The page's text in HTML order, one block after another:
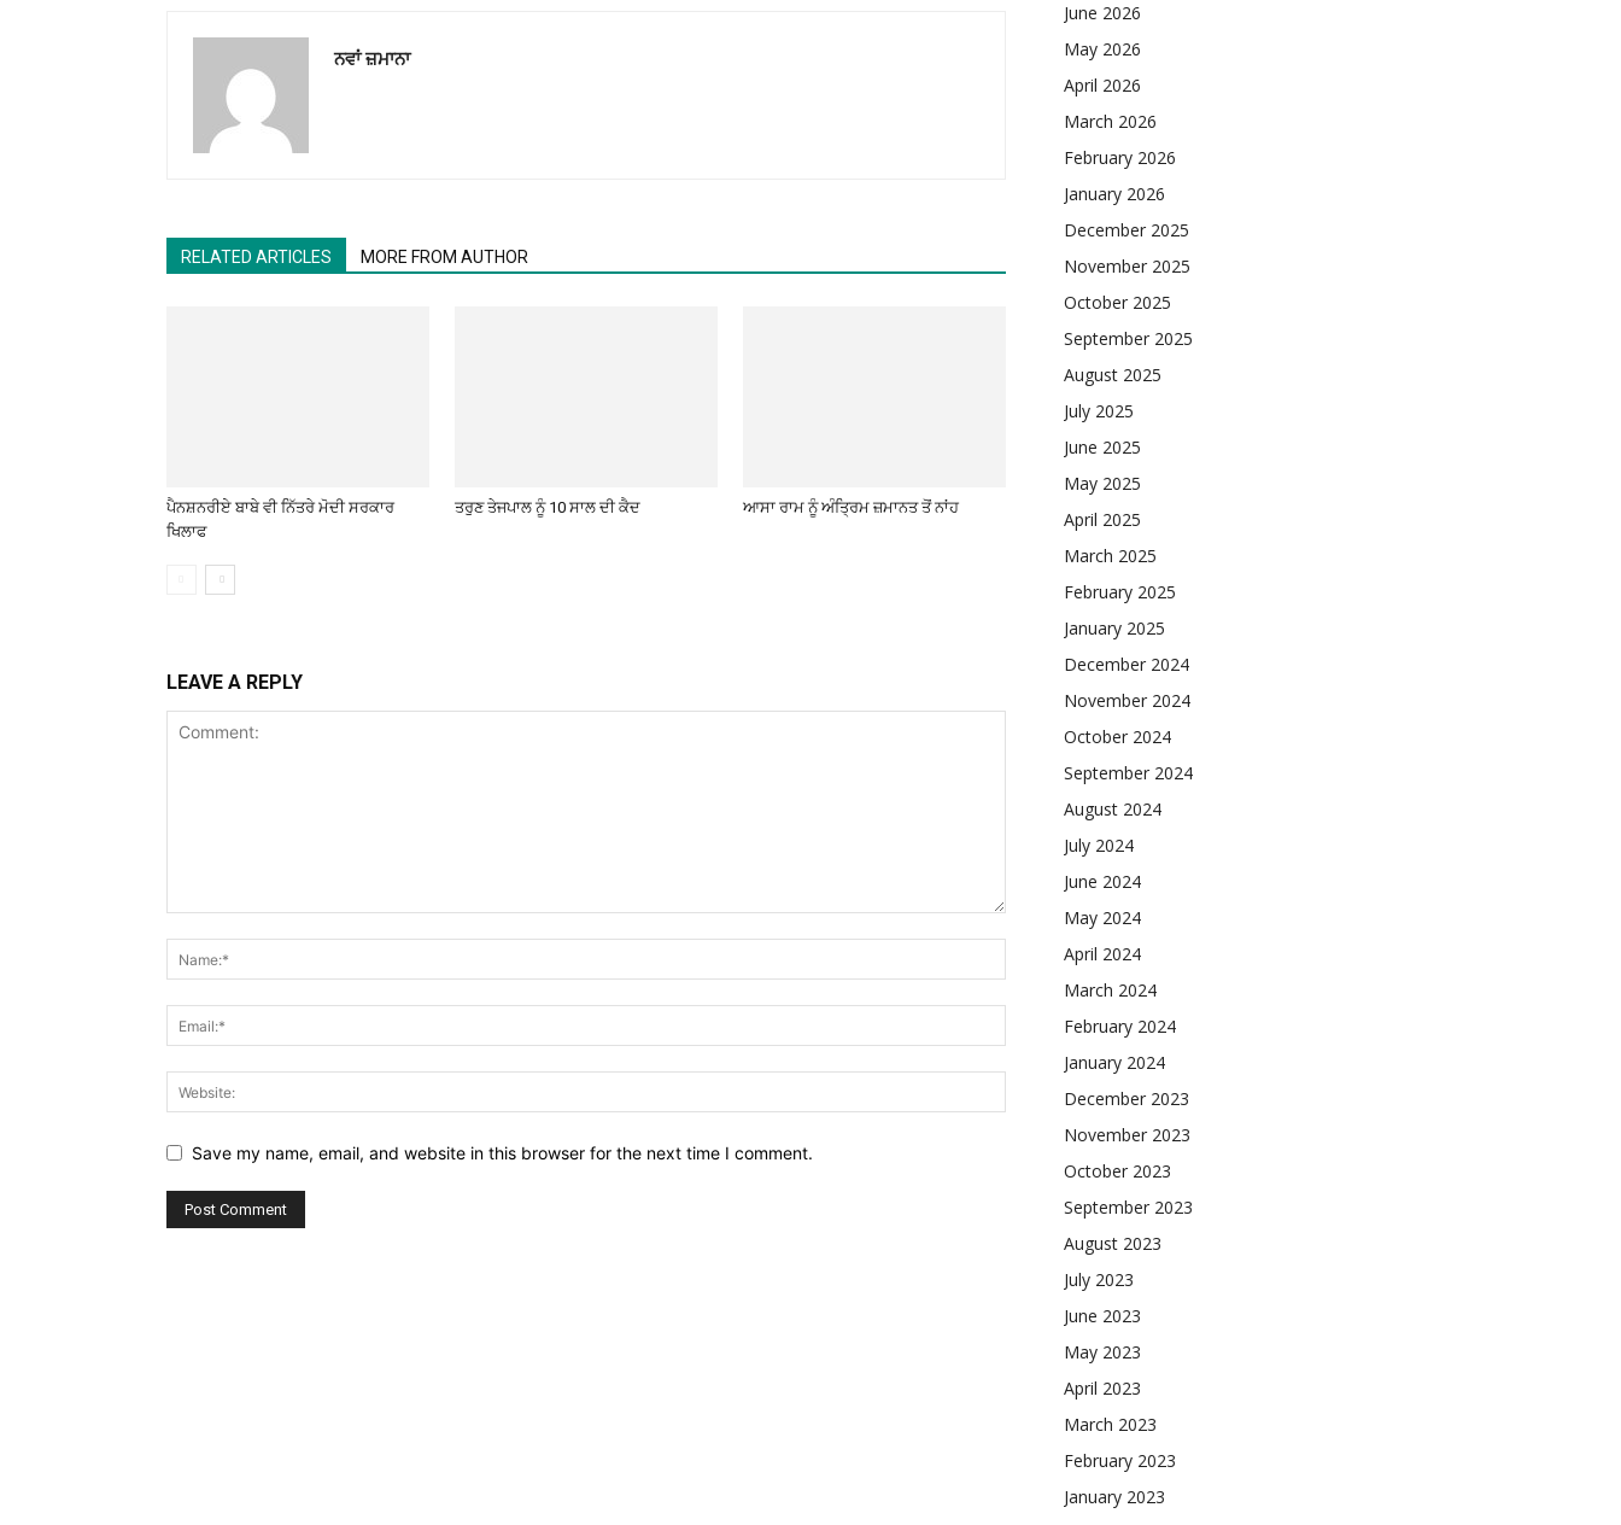
ਨਵਾਂ ਜ਼ਮਾਨਾ
RELATED ARTICLES MORE FROM AUTHOR
ਪੈਨਸ਼ਨਰੀਏ ਬਾਬੇ ਵੀ ਨਿੱਤਰੇ ਮੋਦੀ ਸਰਕਾਰ
ਖਿਲਾਫ
ਤਰੁਣ ਤੇਜਪਾਲ ਨੂੰ 10 ਸਾਲ ਦੀ ਕੈਦ ਆਸਾ ਰਾਮ ਨੂੰ ਅੰਤ੍ਰਿਮ ਜ਼ਮਾਨਤ ਤੋਂ ਨਾਂਹ
LEAVE A REPLY
Save my name, email, and website in this browser for the next time I comment.
June 2026
May 2026
April 2026
March 2026
February 2026
January 2026
December 2025
November 2025
October 2025
September 2025
August 2025
July 2025
June 2025
May 2025
April 2025
March 2025
February 2025
January 2025
December 2024
November 2024
October 2024
September 2024
August 2024
July 2024
June 2024
May 2024
April 2024
March 2024
February 2024
January 2024
December 2023
November 2023
October 2023
September 2023
August 2023
July 2023
June 2023
May 2023
April 2023
March 2023
February 2023
January 2023